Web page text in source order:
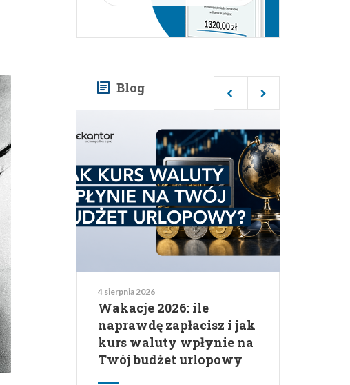
Blog
4 sierpnia 2026
Wakacje 2026: ile
naprawdę zapłacisz i jak
kurs waluty wpłynie na
Twój budżet urlopowy